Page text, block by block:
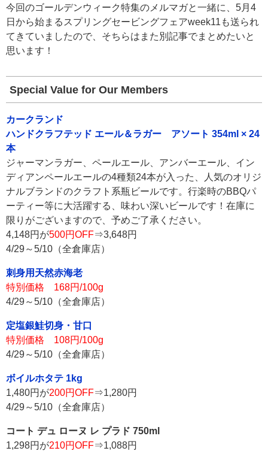
今回のゴールデンウィーク特集のメルマガと一緒に、5月4
日から始まるスプリングセービングフェアweek11も送られ
てきていましたので、そちらはまた別記事でまとめたいと
思います！
Special Value for Our Members
カークランド
ハンドクラフテッド エール＆ラガー アソート 354ml × 24
本
ジャーマンラガー、ペールエール、アンバーエール、イン
ディアンペールエールの4種類24本が入った、人気のオリジ
ナルブランドのクラフト系瓶ビールです。行楽時のBBQパ
ーティー等に大活躍する、味わい深いビールです！在庫に
限りがございますので、予めご了承ください。
4,148円が500円OFF⇒3,648円
4/29～5/10（全倉庫店）
刺身用天然赤海老
特別価格 168円/100g
4/29～5/10（全倉庫店）
定塩銀鮭切身・甘口
特別価格 108円/100g
4/29～5/10（全倉庫店）
ボイルホタテ 1kg
1,480円が200円OFF⇒1,280円
4/29～5/10（全倉庫店）
コート デュ ローヌ レ プラド 750ml
1,298円が210円OFF⇒1,088円